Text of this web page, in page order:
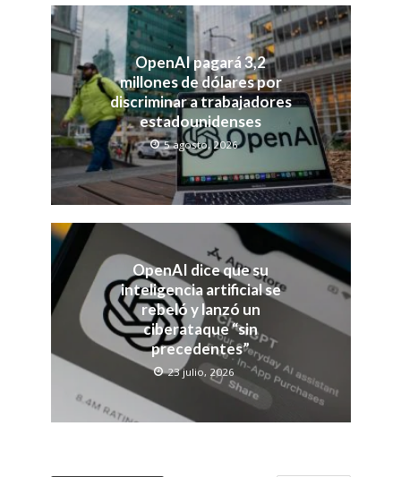
OpenAI pagará 3,2
millones de dólares por
discriminar a trabajadores
estadounidenses
5 agosto, 2026
OpenAI dice que su
inteligencia artificial se
rebeló y lanzó un
ciberataque “sin
precedentes”
23 julio, 2026